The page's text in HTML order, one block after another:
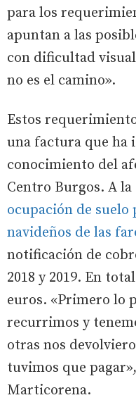
para los
apuntan a las
con dificultad
no es el camino».
Estos
una factura que ha
conocimiento del
Centro Burgos. A
ocupación de
navideños de las
notificación de
2018 y 2019. En
euros. «Primero lo
recurrimos y
otras nos
tuvimos que
Marticorena.